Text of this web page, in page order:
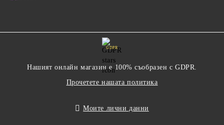
GDPR
Нашият онлайн магазин е 100% съобразен с GDPR.
Прочетете нашата политика
Моите лични данни